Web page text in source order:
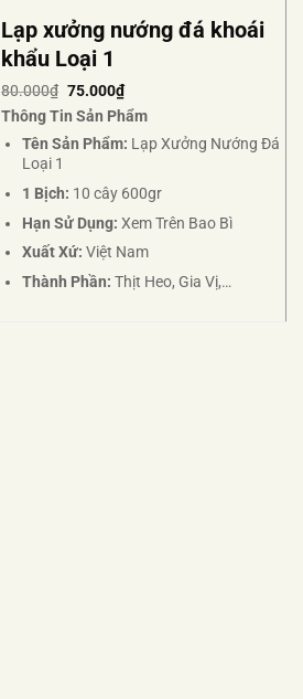
Lạp xưởng nướng đá khoái
khẩu Loại 1
80.000₫ 75.000₫
Thông Tin Sản Phẩm
Tên Sản Phẩm: Lạp Xưởng Nướng Đá
Loại 1
1 Bịch: 10 cây 600gr
Hạn Sử Dụng: Xem Trên Bao Bì
Xuất Xứ: Việt Nam
Thành Phần: Thịt Heo, Gia Vị,…